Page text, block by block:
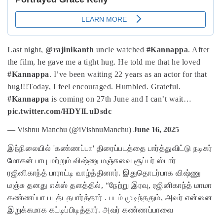
Last night, @rajinikanth uncle watched #Kannappa. After
the film, he gave me a tight hug. He told me that he loved
#Kannappa. I’ve been waiting 22 years as an actor for that
hug!!!Today, I feel encouraged. Humbled. Grateful.
#Kannappa is coming on 27th June and I can’t wait…
pic.twitter.com/HDYlLuDsdc
— Vishnu Manchu (@iVishnuManchu) June 16, 2025
இந்நிலையில் 'கண்ணப்பா' திரைப்படத்தை பார்த்துவிட்டு நடிகர்
மோகன் பாபு மற்றும் விஷ்ணு மஞ்சுவை சூப்பர் ஸ்டார்
ரஜினிகாந்த் பாராட்டி வாழ்த்தினார். இதுதொடர்பாக விஷ்ணு
மஞ்சு தனது எக்ஸ் தளத்தில், “நேற்று இரவு, ரஜினிகாந்த் மாமா
கண்ணப்பா படத்டதபார்த்தார் . படம் முடிந்ததும், அவர் என்னை
இறுக்கமாக கட்டிப்பிடித்தார். அவர் கண்ணப்பாவை